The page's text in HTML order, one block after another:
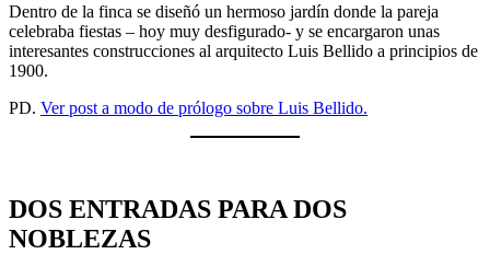
Dentro de la finca se diseñó un hermoso jardín donde la pareja
celebraba fiestas – hoy muy desfigurado- y se encargaron unas
interesantes construcciones al arquitecto Luis Bellido a principios de
1900.
PD. Ver post a modo de prólogo sobre Luis Bellido.
DOS ENTRADAS PARA DOS
NOBLEZAS